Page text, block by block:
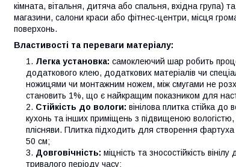
кімната, вітальня, дитяча або спальня, вхідна група)
магазини, салони краси або фітнес-центри, місця
поверхонь.
Властивості та переваги матеріалу:
Легка установка: самоклеючий шар робить
додаткового клею, додаткових матеріалів чи
ножицями чи монтажним ножем, між смугами не
становить 1%, що є найкращим показником для
Стійкість до вологи: вінілова плитка стійка
кухонь та інших приміщень з підвищеною
плісняви. Плитка підходить для створення
50 см;
Довговічність: міцність та зносостійкість
тривалого періоду часу;